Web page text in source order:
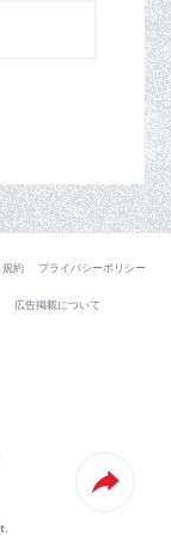
約 プライバシーポリシー
広告掲載について